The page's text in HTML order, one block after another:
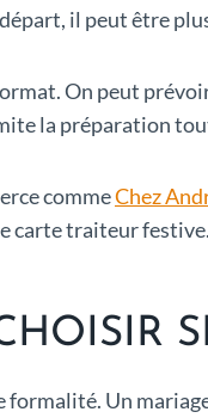
il peut être
On peut
la préparation
commeChez
carte traiteur
formalité. Un